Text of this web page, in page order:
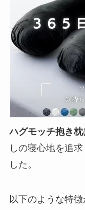
ハグモッチ抱き枕
しの寝心地を追
した。
以下のような特徴